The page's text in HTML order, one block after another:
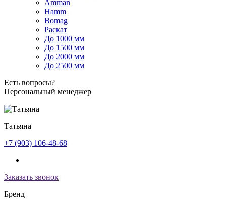
Amman
Hamm
Bomag
Раскат
До 1000 мм
До 1500 мм
До 2000 мм
До 2500 мм
Есть вопросы?
Персональный менеджер
Татьяна
+7 (903) 106-48-68
Заказать звонок
Бренд